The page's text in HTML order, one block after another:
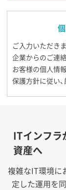
ご入力いただき
企業からのご連
お客様の個人情
保護方針に従い
ITインフラ
資産へ
複雑なIT環境に
定した運用を